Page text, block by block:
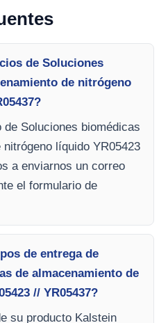
de Soluciones
de nitrógeno
Soluciones biomédicas
líquido YR05423
a enviarnos un correo
el formulario de
de entrega de
de almacenamiento de
// YR05437?
su producto Kalstein